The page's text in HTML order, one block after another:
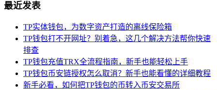
最近发表
TP实体钱包，为数字资产打造的离线保险箱
TP钱包打不开网址？别着急，这几个解决方法帮你快速
排查
TP钱包充值TRX全流程指南，新手也能轻松上手
TP钱包币安链授权怎么取消？新手也能看懂的详细教程
新手必看，如何把TP钱包的币转入币安交易所